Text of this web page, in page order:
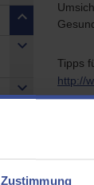
Zustimmung
Tipps
http://